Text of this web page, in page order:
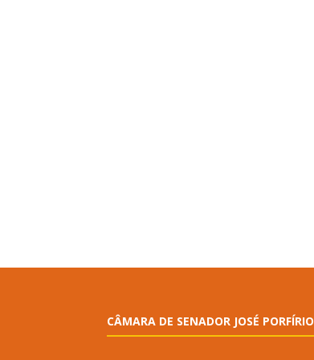
CÂMARA DE SENADOR JOSÉ PORFÍRIO